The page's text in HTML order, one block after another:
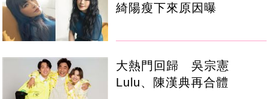
綺陽瘦下來原因曝
大熱門回歸 吳宗憲
Lulu、陳漢典再合體